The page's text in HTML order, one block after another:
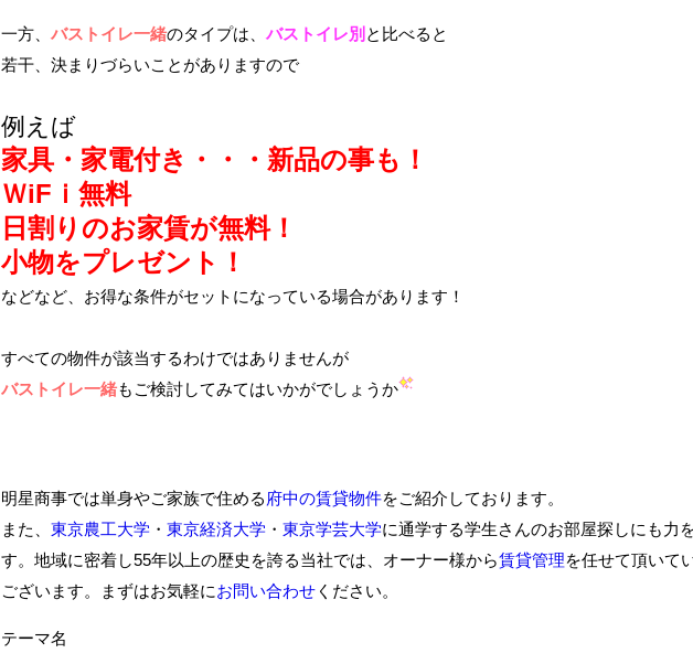
一方、 バストイレ一緒のタイプは、 バストイレ別 と比べると
若干、決まりづらいことがありますので
例えば
家具・家電付き・・・新品の事も！
ＷiFｉ無料
日割りのお家賃が無料！
小物をプレゼント！
などなど、お得な条件がセットになっている場合があります！
すべての物件が該当するわけではありませんが
バストイレ一緒もご検討してみてはいかがでしょうか
明星商事では単身やご家族で住める府中の賃貸物件をご紹介しております。
また、 東京農工大学 ・ 東京経済大学 ・ 東京学芸大学に通学する学生さんのお部屋探しにも力
す。地域に密着し55年以上の歴史を誇る当社では、オーナー様から賃貸管理を任せて頂いて
ございます。まずはお気軽にお問い合わせ ください。
テーマ名